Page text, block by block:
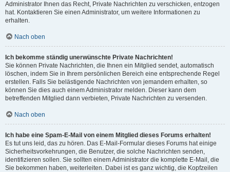
Administrator Ihnen das Recht, Private Nachrichten zu verschicken, entzogen
hat. Kontaktieren Sie einen Administrator, um weitere Informationen zu
erhalten.
Nach oben
Ich bekomme ständig unerwünschte Private Nachrichten!
Sie können Private Nachrichten, die Ihnen ein Mitglied sendet, automatisch
löschen, indem Sie in Ihrem persönlichen Bereich eine entsprechende Regel
erstellen. Falls Sie belästigende Nachrichten von jemandem erhalten, so
können Sie dies auch einem Administrator melden. Dieser kann dem
betreffenden Mitglied dann verbieten, Private Nachrichten zu versenden.
Nach oben
Ich habe eine Spam-E-Mail von einem Mitglied dieses Forums erhalten!
Es tut uns leid, das zu hören. Das E-Mail-Formular dieses Forums hat einige
Sicherheitsvorkehrungen, die Benutzer, die solche Nachrichten senden,
identifizieren sollen. Sie sollten einem Administrator die komplette E-Mail, die
Sie bekommen haben, weiterleiten. Dabei ist es ganz wichtig, die Kopfzeilen